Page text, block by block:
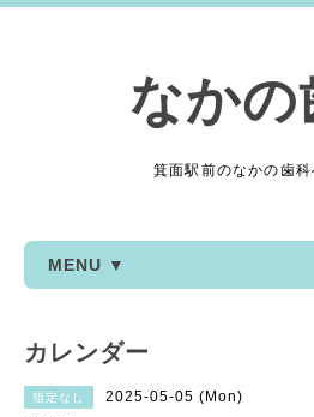
なかの
箕面駅前のなかの歯
MENU ▼
カレンダー
指定なし 2025-05-05 (Mon)